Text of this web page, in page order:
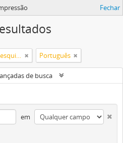
Fechar
Instituto Nacional de Estudos e Pesquisas Educacionais Anísio Teixeira Português
de busca
em